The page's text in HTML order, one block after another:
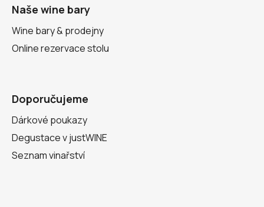
Naše wine bary
Wine bary & prodejny
Online rezervace stolu
Doporučujeme
Dárkové poukazy
Degustace v justWINE
Seznam vinařství